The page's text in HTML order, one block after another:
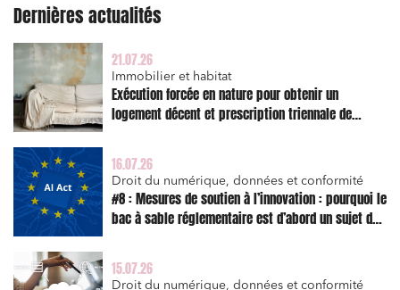
Dernières actualités
21.07.26
Immobilier et habitat
Exécution forcée en nature pour obtenir un
logement décent et prescription triennale de
16.07.26
Droit du numérique, données et conformité
#8 : Mesures de soutien à l’innovation : pourquoi le
bac à sable réglementaire est d’abord un sujet de
15.07.26
Droit du numérique, données et conformité
Entreprises du numérique
Établissements financiers
Mobilité et transport
Règlement des litiges
Droit du numérique, données et conformité
Relations sociales et droit du travail
Services publics et collectivités
Commande publique